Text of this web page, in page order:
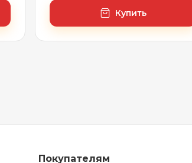
Купить
Покупателям